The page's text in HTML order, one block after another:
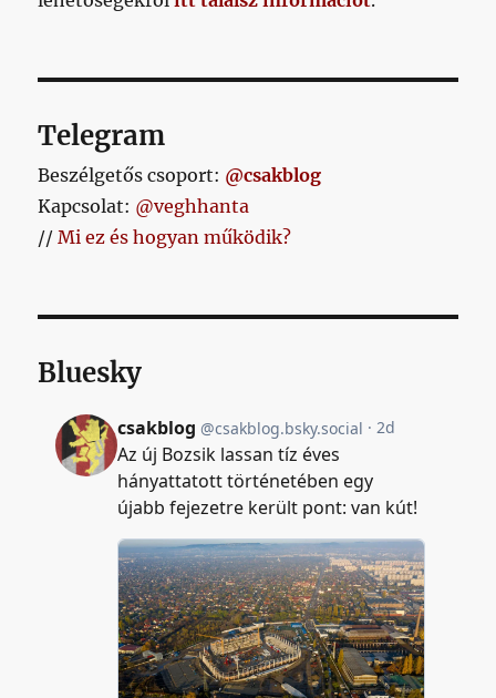
Telegram
Beszélgetős csoport: @csakblog
Kapcsolat: @veghhanta
//Mi ez és hogyan működik?
Bluesky